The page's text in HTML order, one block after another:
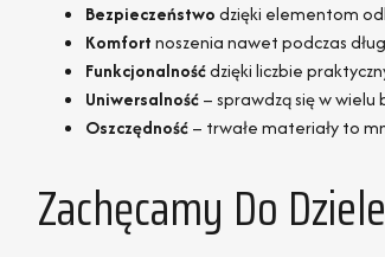
Bezpieczeństwodzięki elementom
Komfortnoszenia nawet podczas
Funkcjonalnośćdzięki liczbie
Uniwersalność– sprawdzą się w wielu
Oszczędność– trwałe materiały to
Zachęcamy Do